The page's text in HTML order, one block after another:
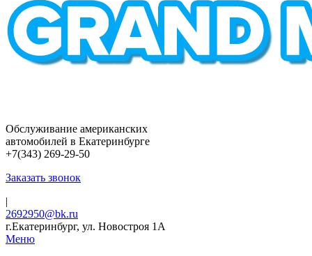
Обслуживание американских
автомобилей в Екатеринбурге
+7(343) 269-29-50
Заказать звонок
|
2692950@bk.ru
г.Екатеринбург, ул. Новостроя 1А
Меню